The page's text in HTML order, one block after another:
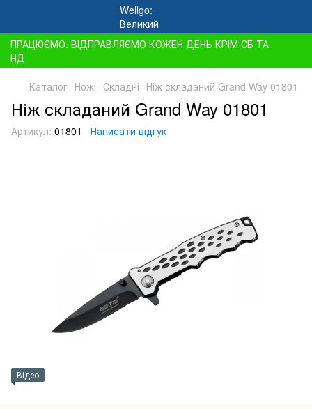
ПРАЦЮЄМО. ВІДПРАВЛЯЄМО КОЖЕН ДЕНЬ КРІМ СБ ТА
НД
Каталог Ножі Складні Ніж складаний Grand Way 01801
Ніж складаний Grand Way 01801
Артикул: 01801 Написати відгук
Відео